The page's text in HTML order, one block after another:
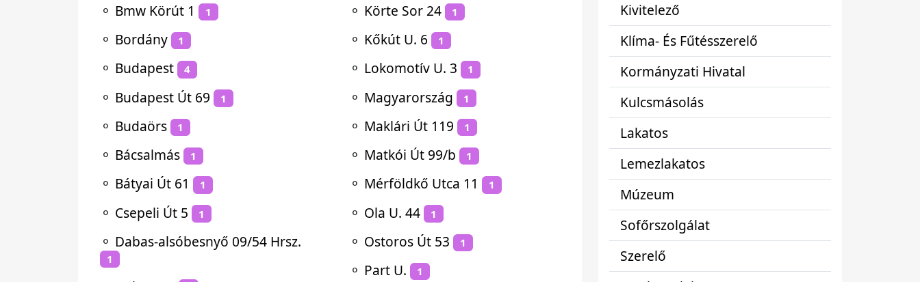
⚬ Bmw Körút 1 1
⚬ Bordány 1
⚬ Budapest 4
⚬ Budapest Út 69 1
⚬ Budaörs 1
⚬ Bácsalmás 1
⚬ Bátyai Út 61 1
⚬ Csepeli Út 5 1
⚬ Dabas-alsóbesnyő 09/54 Hrsz.
1
⚬ Körte Sor 24 1
⚬ Kőkút U. 6 1
⚬ Lokomotív U. 3 1
⚬ Magyarország 1
⚬ Maklári Út 119 1
⚬ Matkói Út 99/b 1
⚬ Mérföldkő Utca 11 1
⚬ Ola U. 44 1
⚬ Ostoros Út 53 1
⚬ Part U. 1
Kivitelező
Klíma- És Fűtésszerelő
Kormányzati Hivatal
Kulcsmásolás
Lakatos
Lemezlakatos
Múzeum
Sofőrszolgálat
Szerelő